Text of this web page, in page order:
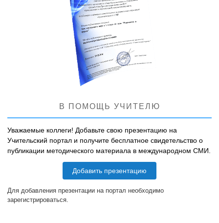
В ПОМОЩЬ УЧИТЕЛЮ
Уважаемые коллеги! Добавьте свою презентацию на
Учительский портал и получите бесплатное свидетельство о
публикации методического материала в международном СМИ.
Добавить презентацию
Для добавления презентации на портал необходимо
зарегистрироваться.